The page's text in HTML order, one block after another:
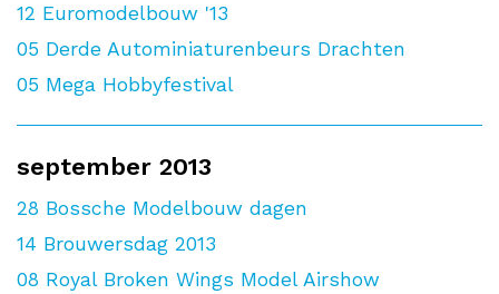
12 Euromodelbouw '13
05 Derde Autominiaturenbeurs Drachten
05 Mega Hobbyfestival
september 2013
28 Bossche Modelbouw dagen
14 Brouwersdag 2013
08 Royal Broken Wings Model Airshow